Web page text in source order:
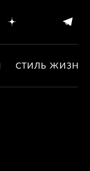
СТИЛЬ ЖИЗНИ